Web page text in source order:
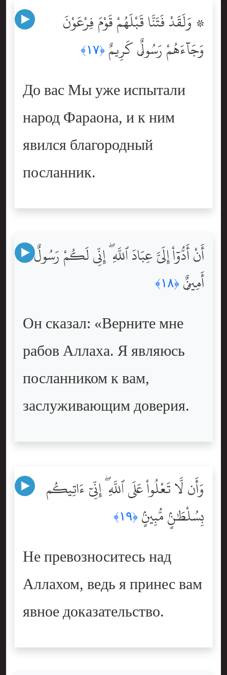
۞ وَلَقَدْ فَتَنَّا قَبْلَهُمْ قَوْمَ فِرْعَوْنَ
وَجَآءَهُمْ رَسُولٌۭ كَرِيمٌ ﴿١٧﴾
До вас Мы уже испытали
народ Фараона, и к ним
явился благородный
посланник.
أَنْ أَدُّوٓاْ إِلَىَّ عِبَادَ ٱللَّهِ ۖ إِنِّى لَكُمْ رَسُولٌ
أَمِينٌۭ ﴿١٨﴾
Он сказал: «Верните мне
рабов Аллаха. Я являюсь
посланником к вам,
заслуживающим доверия.
وَأَن لَّا تَعْلُواْ عَلَى ٱللَّهِ ۖ إِنِّىٓ ءَاتِيكُم
بِسُلْطَٰنٍۢ مُّبِينٍۢ ﴿١٩﴾
Не превозноситесь над
Аллахом, ведь я принес вам
явное доказательство.